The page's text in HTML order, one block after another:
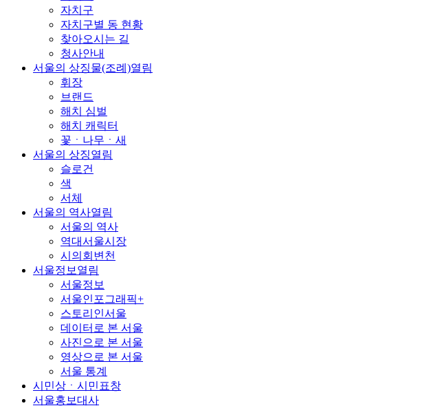
자치구
자치구별 동 현황
찾아오시는 길
청사안내
서울의 상징물(조례)열림
휘장
브랜드
해치 심벌
해치 캐릭터
꽃ㆍ나무ㆍ새
서울의 상징열림
슬로건
색
서체
서울의 역사열림
서울의 역사
역대서울시장
시의회변천
서울정보 열림
서울정보
서울인포그래픽+
스토리인서울
데이터로 본 서울
사진으로 본 서울
영상으로 본 서울
서울 통계
시민상ㆍ시민표창
서울홍보대사